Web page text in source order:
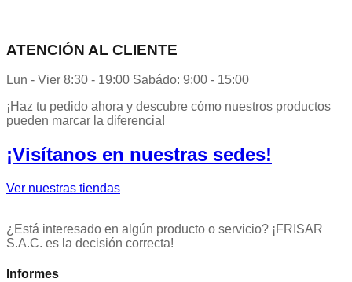
ATENCIÓN AL CLIENTE
Lun - Vier 8:30 - 19:00 Sabádo: 9:00 - 15:00
¡Haz tu pedido ahora y descubre cómo nuestros productos
pueden marcar la diferencia!
¡Visítanos en nuestras sedes!
Ver nuestras tiendas
¿Está interesado en algún producto o servicio? ¡FRISAR
S.A.C. es la decisión correcta!
Informes